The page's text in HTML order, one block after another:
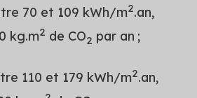
70 et 109 kWh/m2.an,
kg.m2 de CO2 par an ;
110 et 179 kWh/m2.an,